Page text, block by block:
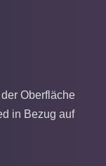
Oberfläche
in Bezug auf